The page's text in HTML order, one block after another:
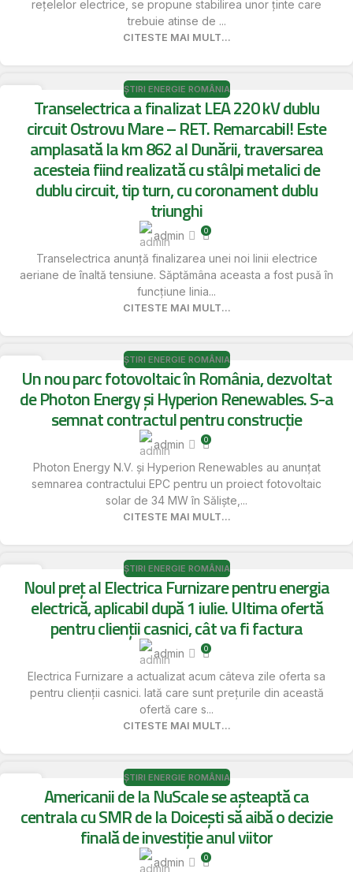
rețelelor electrice, se propune stabilirea unor ținte care
trebuie atinse de ...
CITESTE MAI MULT...
ȘTIRI ENERGIE ROMÂNIA
Transelectrica a finalizat LEA 220 kV dublu
circuit Ostrovu Mare – RET. Remarcabil! Este
amplasată la km 862 al Dunării, traversarea
acesteia fiind realizată cu stâlpi metalici de
dublu circuit, tip turn, cu coronament dublu
triunghi
admin 0
Transelectrica anunță finalizarea unei noi linii electrice
aeriane de înaltă tensiune. Săptămâna aceasta a fost pusă în
funcțiune linia...
CITESTE MAI MULT...
16
MAI
ȘTIRI ENERGIE ROMÂNIA
Un nou parc fotovoltaic în România, dezvoltat
de Photon Energy și Hyperion Renewables. S-a
semnat contractul pentru construcție
admin 0
Photon Energy N.V. și Hyperion Renewables au anunțat
semnarea contractului EPC pentru un proiect fotovoltaic
solar de 34 MW în Săliște,...
CITESTE MAI MULT...
16
MAI
ȘTIRI ENERGIE ROMÂNIA
Noul preț al Electrica Furnizare pentru energia
electrică, aplicabil după 1 iulie. Ultima ofertă
pentru clienții casnici, cât va fi factura
admin 0
Electrica Furnizare a actualizat acum câteva zile oferta sa
pentru clienții casnici. Iată care sunt prețurile din această
ofertă care s...
CITESTE MAI MULT...
ȘTIRI ENERGIE ROMÂNIA
Americanii de la NuScale se așteaptă ca
centrala cu SMR de la Doicești să aibă o decizie
finală de investiție anul viitor
admin 0